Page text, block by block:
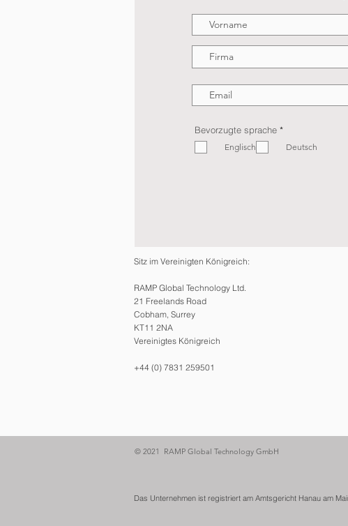
Bevorzugte sprache *P
Englisch Deutsch
Sitz im Vereinigten Königreich:
RAMP Global Technology Ltd.
21 Freelands Road
Cobham, Surrey
KT11 2NA
Vereinigtes Königreich
+44 (0) 7831 259501
© 2021 RAMP Global Technology GmbH
Das Unternehmen ist registriert am Amtsgericht Hanau am